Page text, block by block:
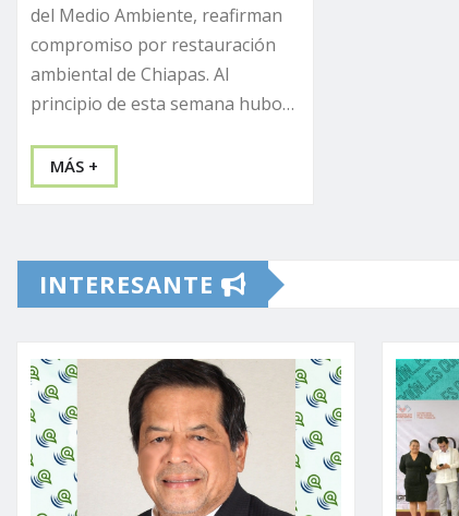
del Medio Ambiente, reafirman
compromiso por restauración
ambiental de Chiapas. Al
principio de esta semana hubo…
MÁS +
INTERESANTE